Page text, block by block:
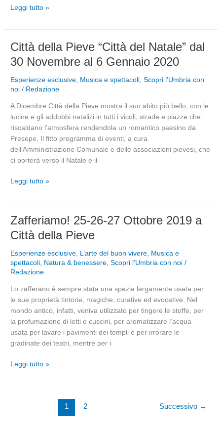
Leggi tutto »
Città della Pieve “Città del Natale” dal
30 Novembre al 6 Gennaio 2020
Esperienze esclusive, Musica e spettacoli,Scopri l’Umbria con
noi / Redazione
A Dicembre Città della Pieve mostra il suo abito più bello, con le
lucine e gli addobbi natalizi in tutti i vicoli, strade e piazze che
riscaldano l’atmosfera rendendola un romantico paesino da
Presepe. Il fitto programma di eventi, a cura
dell’Amministrazione Comunale e delle associazioni pievesi, che
ci porterà verso il Natale e il
Città
Pieve
“Città
del
dal
30
Novembre
al
6
Gennaio
Leggi tutto »
Zafferiamo! 25-26-27 Ottobre 2019 a
Città della Pieve
Esperienze esclusive, L’arte del buon vivere, Musica e
spettacoli, Natura & benessere,Scopri l’Umbria con noi /
Redazione
Lo zafferano è sempre stata una spezia largamente usata per
le sue proprietà tintorie, magiche, curative ed evocative. Nel
mondo antico, infatti, veniva utilizzato per tingere le stoffe, per
la profumazione di letti e cuscini, per aromatizzare l’acqua
usata per lavare i pavimenti dei templi e per irrorare le
gradinate dei teatri, mentre per i
Zafferiamo!
26-
27
Ottobre
2019
Leggi tutto »
1 2 Successivo →